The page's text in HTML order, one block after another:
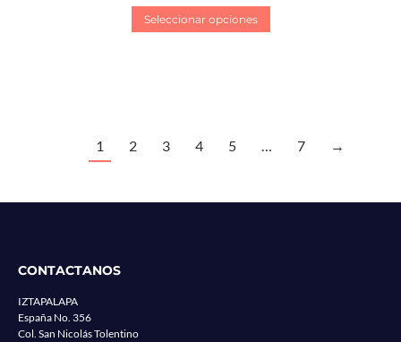
Seleccionar opciones
1 2 3 4 5 … 7 →
CONTACTANOS
IZTAPALAPA
España No. 356
Col. San Nicolás Tolentino